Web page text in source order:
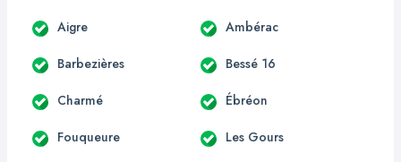
Aigre Ambérac
Barbezières Bessé 16
Charmé Ébréon
Fouqueure Les Gours